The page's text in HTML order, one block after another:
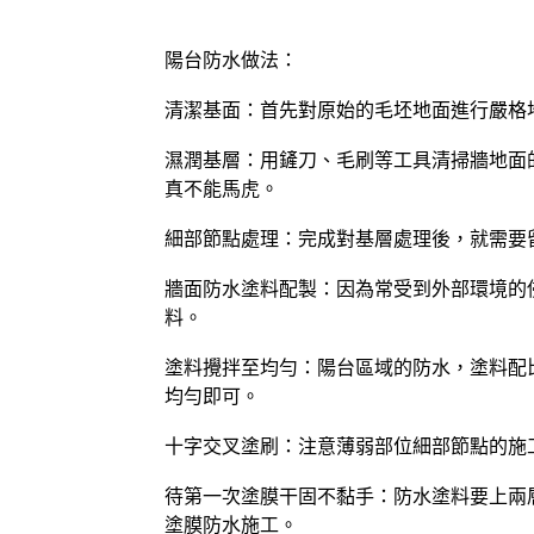
陽台防水做法：
清潔基面：首先對原始的毛坯地面進行嚴
濕潤基層：用鏟刀、毛刷等工具清掃牆地
真不能馬虎。
細部節點處理：完成對基層處理後，就需
牆面防水塗料配製：因為常受到外部環境
料。
塗料攪拌至均勻：陽台區域的防水，塗料
均勻即可。
十字交叉塗刷：注意薄弱部位細部節點的
待第一次塗膜干固不黏手：防水塗料要上
塗膜防水施工。